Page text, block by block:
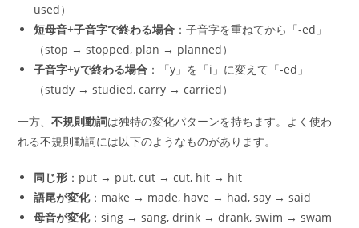
used）
短母音+子音字で終わる場合 ：子音字を重ねてから「-ed」
（stop → stopped, plan → planned）
子音字+yで終わる場合 ：「y」を「i」に変えて「-ed」
（study → studied, carry → carried）
一方、不規則動詞は独特の変化パターンを持ちます。よく使わ
れる不規則動詞には以下のようなものがあります。
同じ形 ：put → put, cut → cut, hit → hit
語尾が変化：make → made, have → had, say → said
母音が変化：sing → sang, drink → drank, swim → swam